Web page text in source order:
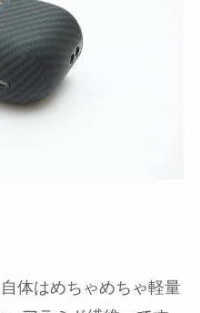
体はめちゃめちゃ軽量